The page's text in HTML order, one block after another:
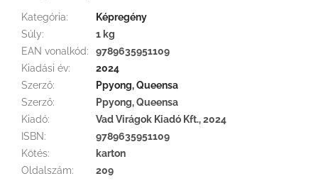
Kategória:
Képregény
Súly:
1 kg
EAN vonalkód:
9789635951109
Kiadási év:
2024
Szerző:
Ppyong, Queensa
Szerző:
Ppyong, Queensa
Kiadó:
Vad Virágok Kiadó Kft., 2024
ISBN:
9789635951109
Kötés:
karton
Oldalszám: 209